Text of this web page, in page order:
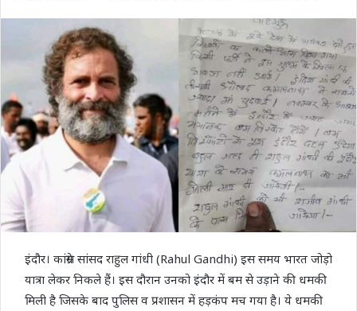
email
इंदौर। कांग्रेस सांसद राहुल गांधी (Rahul Gandhi) इस समय भारत जोड़ो
यात्रा लेकर निकले हैं। इस दौरान उनको इंदौर में बम से उड़ाने की धमकी
मिली है जिसके बाद पुलिस व प्रशासन में हड़कंप मच गया है। ये धमकी